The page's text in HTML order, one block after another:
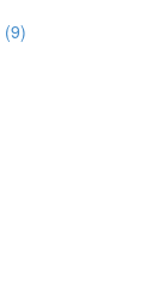
(9)